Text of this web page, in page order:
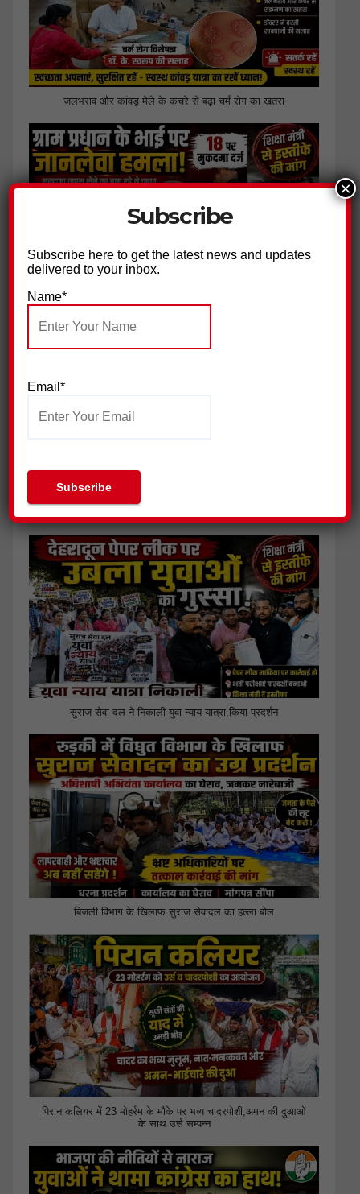
जलभराव और कांवड़ मेले के कचरे से बढ़ा चर्म रोग का खतरा
ग्राम प्रधान के भाई पर हमला, 18 नामजद आरोपियों पर मुकदमा दर्ज
जिला प्रेस क्लब हरिद्वार ने की पत्रकार सुरक्षा आयोग गठित किए जाने की
सुराज सेवा दल ने निकाली युवा न्याय यात्रा,किया प्रदर्शन
बिजली विभाग के खिलाफ सुराज सेवादल का हल्ला बोल
पिरान कलियर में 23 मोहर्रम के मौके पर भव्य चादरपोशी,अमन की दुआओं
के साथ उर्स सम्पन्न
Subscribe
Subscribe here to get the latest news and updates
delivered to your inbox.
Name*
Email*
×